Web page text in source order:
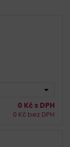
0 Kč s DPH
0 Kč bez DPH